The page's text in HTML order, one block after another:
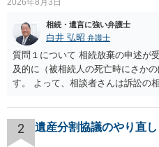
2026年8月3日
相続・遺言に強い弁護士
白井 弘昭 弁護士
質問１について 相続放棄の申述が
及的に（被相続人の死亡時にさか
す。 よって、相談者さんは訴訟の
理証明を家庭裁判所で取得し、コ
してください。 質問２について
ば、第１回期日は出席する必要が
2 遺産分割協議のやり直し